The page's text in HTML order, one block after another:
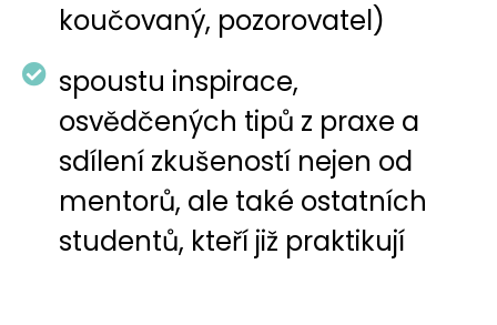
koučovaný, pozorovatel)
spoustu inspirace,
osvědčených tipů z praxe a
sdílení zkušeností nejen od
mentorů, ale také ostatních
studentů, kteří již praktikují